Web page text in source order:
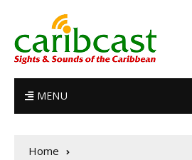
MENU
Home